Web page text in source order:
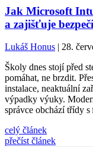
Jak Microsoft
a zajišťuje
Lukáš Honus | 28.
Školy dnes stojí před
pomáhat, ne brzdit.
instalace, neaktuální
výpadky výuky.
správce obchází třídy s
celý článek
přečíst článek